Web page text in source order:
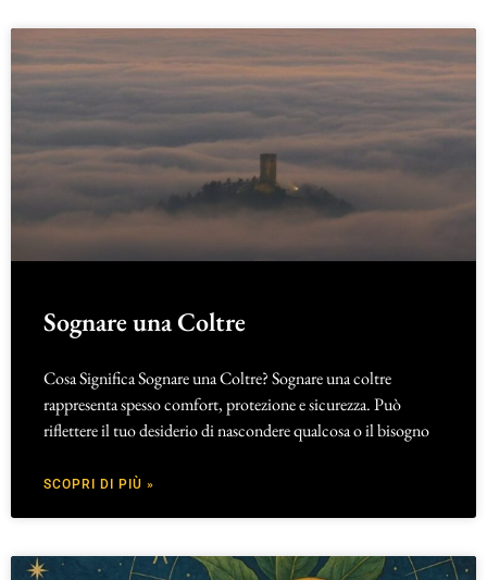
Sognare una Coltre
Cosa Significa Sognare una Coltre? Sognare una coltre
rappresenta spesso comfort, protezione e sicurezza. Può
riflettere il tuo desiderio di nascondere qualcosa o il bisogno
SCOPRI DI PIÙ »